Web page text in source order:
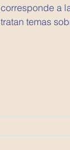
corresponde a
tratan temas